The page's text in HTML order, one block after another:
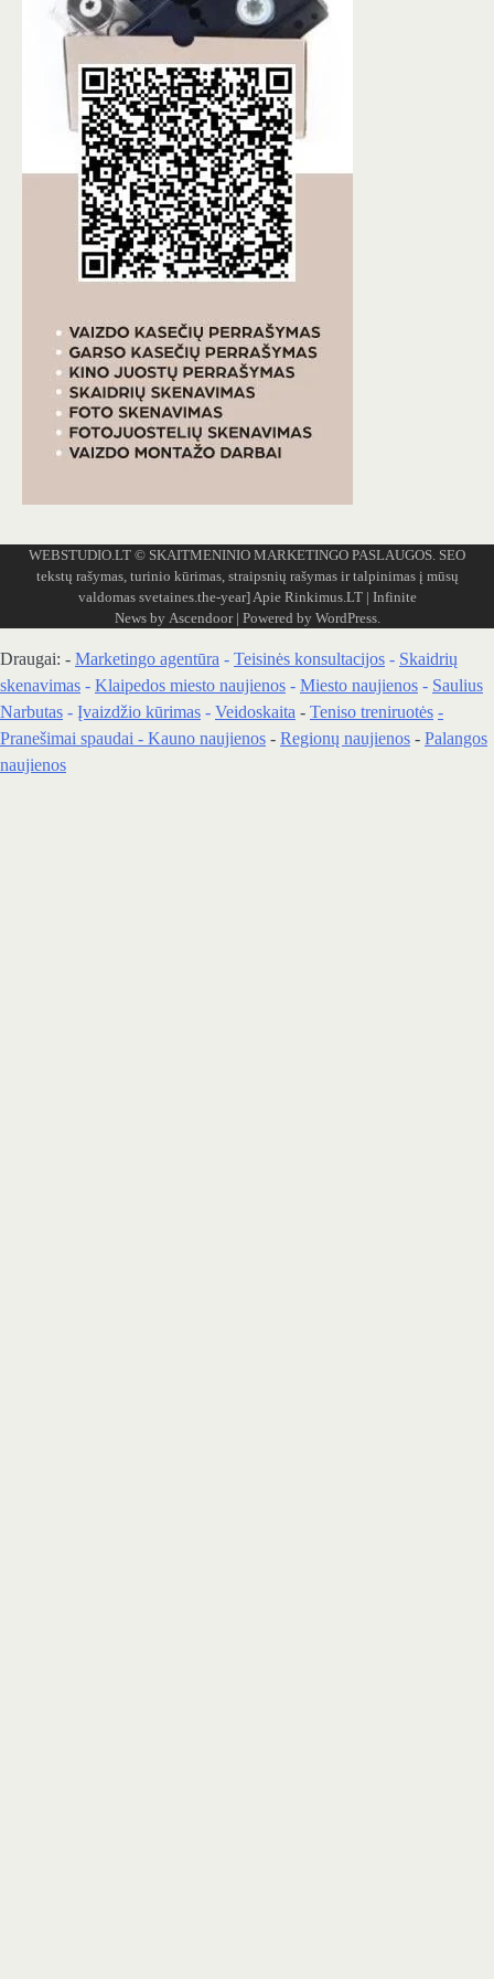
WEBSTUDIO.LT © SKAITMENINIO MARKETINGO PASLAUGOS. SEO
tekstų rašymas, turinio kūrimas, straipsnių rašymas ir talpinimas į mūsų
valdomas svetaines.the-year]Apie Rinkimus.LT| Infinite
News by Ascendoor| Powered by WordPress.
Draugai: - Marketingo agentūra - Teisinės konsultacijos - Skaidrių
skenavimas - Klaipedos miesto naujienos - Miesto naujienos - Saulius
Narbutas - Įvaizdžio kūrimas - Veidoskaita - Teniso treniruotės -
Pranešimai spaudai - Kauno naujienos - Regionų naujienos - Palangos
naujienos